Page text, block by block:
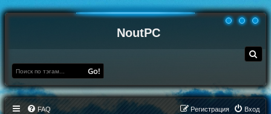
NoutPC
о
Go!
FAQ Вход
Регистрация